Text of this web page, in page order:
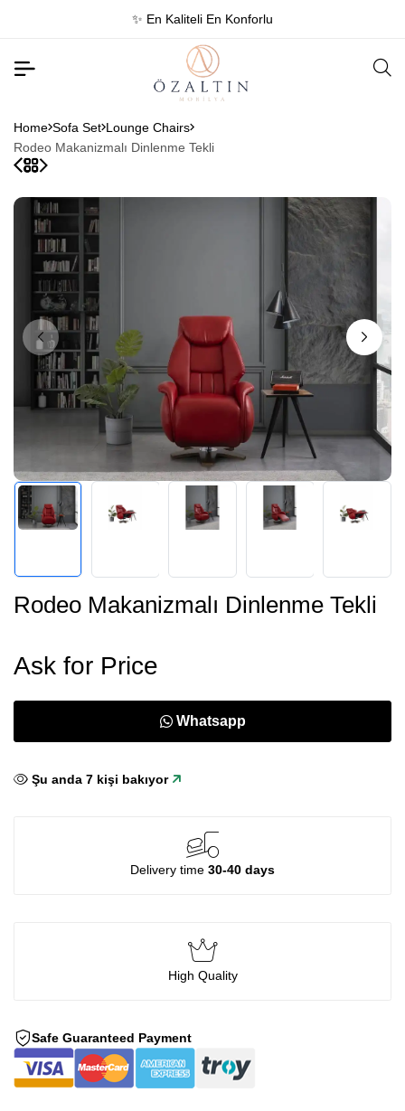
✨ En Kaliteli En Konforlu
Home Sofa Set Lounge Chairs
Rodeo Makanizmalı Dinlenme Tekli
Rodeo Makanizmalı Dinlenme Tekli
Ask for Price
Whatsapp
Şu anda 7 kişi bakıyor
Delivery time 30-40 days
High Quality
Safe Guaranteed Payment